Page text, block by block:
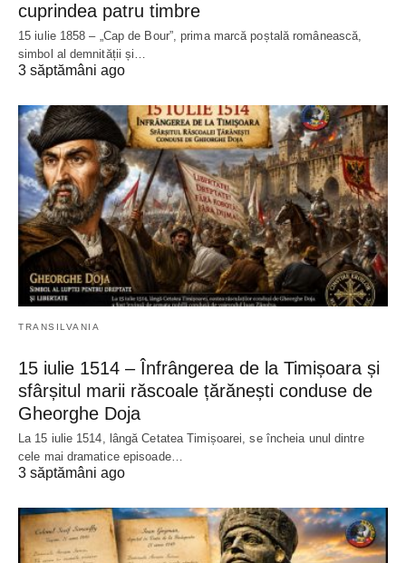
cuprindea patru timbre
15 iulie 1858 – „Cap de Bour”, prima marcă poștală românească,
simbol al demnității și…
3 săptămâni ago
TRANSILVANIA
15 iulie 1514 – Înfrângerea de la Timișoara și
sfârșitul marii răscoale țărănești conduse de
Gheorghe Doja
La 15 iulie 1514, lângă Cetatea Timișoarei, se încheia unul dintre
cele mai dramatice episoade…
3 săptămâni ago